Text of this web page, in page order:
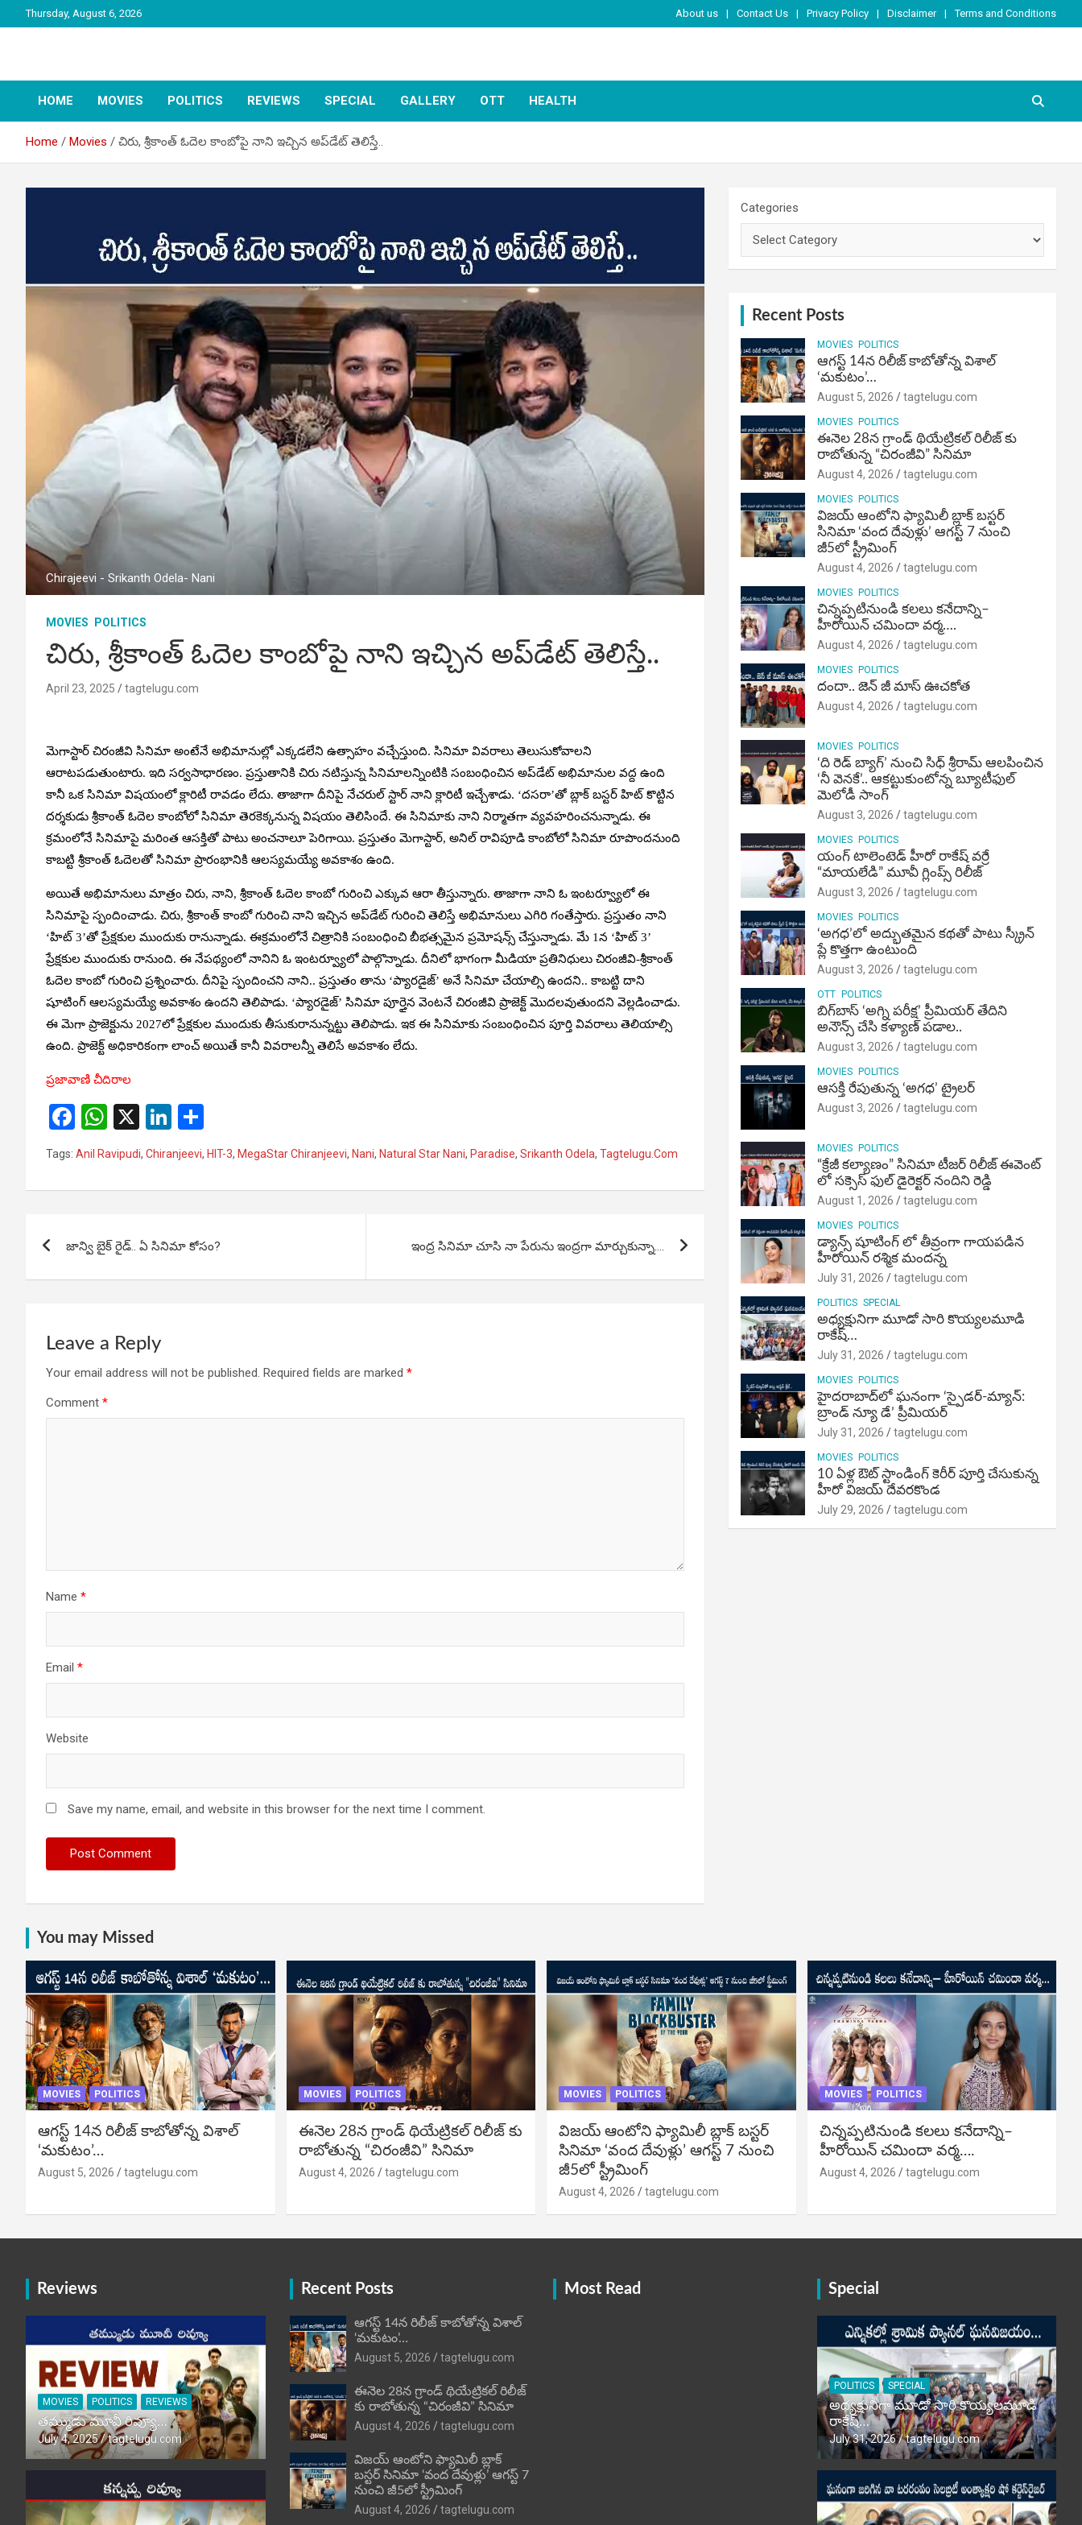
to
Thursday, August 6, 2026 About us Contact Us Privacy Policy Disclaimer Terms and Conditions
Tag Telugu
HOME MOVIES POLITICS REVIEWS SPECIAL GALLERY OTT HEALTH
Home Movies చిరు, శ్రీకాంత్ ఓదెల కాంబోపై నాని ఇచ్చిన అప్‌డేట్ తెలిస్తే..
Chirajeevi - Srikanth Odela- Nani
MOVIES POLITICS
చిరు, శ్రీకాంత్ ఓదెల కాంబోపై నాని ఇచ్చిన అప్‌డేట్ తెలిస్తే..
April 23, 2025 tagtelugu.com
మెగాస్టార్ చిరంజీవి సినిమా అంటేనే అభిమానుల్లో ఎక్కడలేని ఉత్సాహం వచ్చేస్తుంది. సినిమా వివరాలు తెలుసుకోవాలని
ఆరాటపడుతుంటారు. ఇది సర్వసాధారణం. ప్రస్తుతానికి చిరు నటిస్తున్న సినిమాలన్నింటికి సంబంధించిన అప్‌డేట్ అభిమానుల వద్ద ఉంది
కానీ ఒక సినిమా విషయంలో క్లారిటీ రావడం లేదు. తాజాగా దీనిపై నేచరుల్ స్టార్ నాని క్లారిటీ ఇచ్చేశాడు. ‘దసరా’తో బ్లాక్ బస్టర్ హిట్ కొట్టిన
దర్శకుడు శ్రీకాంత్ ఓదెల కాంబోలో సినిమా తెరకెక్కనున్న విషయం తెలిసిందే. ఈ సినిమాకు నాని నిర్మాతగా వ్యవహరించనున్నాడు. ఈ
క్రమంలోనే సినిమాపై మరింత ఆసక్తితో పాటు అంచనాలూ పెరిగాయి. ప్రస్తుతం మెగాస్టార్, అనిల్ రావిపూడి కాంబోలో సినిమా రూపొందనుంది
కాబట్టి శ్రీకాంత్ ఓదెలతో సినిమా ప్రారంభానికి ఆలస్యమయ్యే అవకాశం ఉంది.
అయితే అభిమానులు మాత్రం చిరు, నాని, శ్రీకాంత్ ఓదెల కాంబో గురించి ఎక్కువ ఆరా తీస్తున్నారు. తాజాగా నాని ఓ ఇంటర్వ్యూలో ఈ
సినిమాపై స్పందించాడు. చిరు, శ్రీకాంత్ కాంబో గురించి నాని ఇచ్చిన అప్‌డేట్ గురించి తెలిస్తే అభిమానులు ఎగిరి గంతేస్తారు. ప్రస్తుతం నాని
‘హిట్ 3’తో ప్రేక్షకుల ముందుకు రానున్నాడు. ఈక్రమంలోనే చిత్రానికి సంబంధించి బీభత్సమైన ప్రమోషన్స్ చేస్తున్నాడు. మే 1న ‘హిట్ 3’
ప్రేక్షకుల ముందుకు రానుంది. ఈ నేపథ్యంలో నానిని ఓ ఇంటర్వ్యూలో పాల్గొన్నాడు. దీనిలో భాగంగా మీడియా ప్రతినిధులు చిరంజీవి-శ్రీకాంత్
ఓదెల కాంబో గురించి ప్రశ్నించారు. దీనిపై స్పందించని నాని.. ప్రస్తుతం తాను ‘ప్యారడైజ్’ అనే సినిమా చేయాల్సి ఉందని.. కాబట్టి దాని
షూటింగ్ ఆలస్యమయ్యే అవకాశం ఉందని తెలిపాడు. ‘ప్యారడైజ్’ సినిమా పూర్తైన వెంటనే చిరంజీవి ప్రాజెక్ట్ మొదలవుతుందని వెల్లడించాడు.
ఈ మెగా ప్రాజెక్టును 2027లో ప్రేక్షకుల ముందుకు తీసుకురానున్నట్టు తెలిపాడు. ఇక ఈ సినిమాకు సంబంధించిన పూర్తి వివరాలు తెలియాల్సి
ఉంది. ప్రాజెక్ట్ అధికారికంగా లాంచ్ అయితే కానీ వివరాలన్నీ తెలిసే అవకాశం లేదు.
ప్రజావాణి చీదిరాల
F
a
ce
b
o
k
W
h
at
s
p
p
X
Li
n
ke
dI
h
ar
e
Tags: Anil Ravipudi, Chiranjeevi, HIT-3, MegaStar Chiranjeevi, Nani, Natural Star Nani, Paradise, Srikanth Odela, Tagtelugu.Com
navigation
జాన్వి బైక్ రైడ్.. ఏ సినిమా కోసం? ఇంద్ర సినిమా చూసి నా పేరును ఇంద్రగా మార్చుకున్నా….
Leave a Reply
Your email address will not be published. Required fields are marked *
Comment *
Name *
Email *
Website
Save my name, email, and website in this browser for the next time I comment.
Categories
Recent Posts
MOVIES POLITICS
ఆగస్ట్ 14న రిలీజ్ కాబోతోన్న విశాల్
‘మకుటం’…
August 5, 2026 tagtelugu.com
MOVIES POLITICS
ఈనెల 28న గ్రాండ్ థియేట్రికల్ రిలీజ్ కు
రాబోతున్న “చిరంజీవి” సినిమా
August 4, 2026 tagtelugu.com
MOVIES POLITICS
విజ‌య్ ఆంటోని ఫ్యామిలీ బ్లాక్ బ‌స్ట‌ర్‌
సినిమా ‘వంద దేవుళ్లు’ ఆగస్ట్ 7 నుంచి
జీ5లో స్ట్రీమింగ్
August 4, 2026 tagtelugu.com
MOVIES POLITICS
చిన్నప్పటినుండి కలలు కనేదాన్ని–
హీరోయిన్‌ చమిందా వర్మ….
August 4, 2026 tagtelugu.com
MOVIES POLITICS
దందా.. జెన్ జీ మాస్ ఊచకోత
August 4, 2026 tagtelugu.com
MOVIES POLITICS
‘ది రెడ్ బ్యాగ్’ నుంచి సిధ్ శ్రీరామ్ ఆలపించిన
‘నీ వెనకే’.. ఆకట్టుకుంటోన్న బ్యూటీఫుల్
మెలోడీ సాంగ్
August 3, 2026 tagtelugu.com
MOVIES POLITICS
యంగ్ టాలెంటెడ్ హీరో రాకేష్ వర్రే
“మాయలేడి” మూవీ గ్లింప్స్ రిలీజ్
August 3, 2026 tagtelugu.com
MOVIES POLITICS
‘అగధ’లో అద్భుతమైన కథతో పాటు స్క్రీన్
ప్లే కొత్తగా ఉంటుంది
August 3, 2026 tagtelugu.com
OTT POLITICS
బిగ్‌బాస్ ‘అగ్ని ప‌రీక్ష‌’ ప్రీమియర్ తేదిని
అనౌన్స్ చేసి కళ్యాణ్ పడాల..
August 3, 2026 tagtelugu.com
MOVIES POLITICS
ఆసక్తి రేపుతున్న ‘అగధ’ ట్రైలర్
August 3, 2026 tagtelugu.com
MOVIES POLITICS
“క్రేజీ కల్యాణం” సినిమా టీజర్ రిలీజ్ ఈవెంట్
లో సక్సెస్ ఫుల్ డైరెక్టర్ నందిని రెడ్డి
August 1, 2026 tagtelugu.com
MOVIES POLITICS
డ్యాన్స్ షూటింగ్ లో తీవ్రంగా గాయపడిన
హీరోయిన్ రశ్మిక మందన్న
July 31, 2026 tagtelugu.com
POLITICS SPECIAL
అధ్యక్షునిగా మూడో సారి కొయ్యలమూడి
రాకేష్‌…
July 31, 2026 tagtelugu.com
MOVIES POLITICS
హైదరాబాద్‌లో ఘనంగా ‘స్పైడర్-మ్యాన్:
బ్రాండ్ న్యూ డే’ ప్రీమియర్
July 31, 2026 tagtelugu.com
MOVIES POLITICS
10 ఏళ్ల ఔట్ స్టాండింగ్ కెరీర్ పూర్తి చేసుకున్న
హీరో విజయ్ దేవరకొండ
July 29, 2026 tagtelugu.com
You may Missed
MOVIES POLITICS
ఆగస్ట్ 14న రిలీజ్ కాబోతోన్న విశాల్
‘మకుటం’…
August 5, 2026 tagtelugu.com
MOVIES POLITICS
ఈనెల 28న గ్రాండ్ థియేట్రికల్ రిలీజ్ కు
రాబోతున్న “చిరంజీవి” సినిమా
August 4, 2026 tagtelugu.com
MOVIES POLITICS
విజ‌య్ ఆంటోని ఫ్యామిలీ బ్లాక్ బ‌స్ట‌ర్‌
సినిమా ‘వంద దేవుళ్లు’ ఆగస్ట్ 7 నుంచి
జీ5లో స్ట్రీమింగ్
August 4, 2026 tagtelugu.com
MOVIES POLITICS
చిన్నప్పటినుండి కలలు కనేదాన్ని–
హీరోయిన్‌ చమిందా వర్మ….
August 4, 2026 tagtelugu.com
Reviews
MOVIES POLITICS REVIEWS
తమ్ముడు మూవీ రివ్యూ…
July 4, 2025 tagtelugu.com
Recent Posts
ఆగస్ట్ 14న రిలీజ్ కాబోతోన్న విశాల్
‘మకుటం’…
August 5, 2026
tagtelugu.com
ఈనెల 28న గ్రాండ్ థియేట్రికల్ రిలీజ్
కు రాబోతున్న “చిరంజీవి” సినిమా
August 4, 2026
tagtelugu.com
విజ‌య్ ఆంటోని ఫ్యామిలీ బ్లాక్
బ‌స్ట‌ర్‌ సినిమా ‘వంద దేవుళ్లు’ ఆగస్ట్ 7
నుంచి జీ5లో స్ట్రీమింగ్
August 4, 2026
tagtelugu.com
Most Read Special
POLITICS SPECIAL
అధ్యక్షునిగా మూడో సారి కొయ్యలమూడి
రాకేష్‌…
July 31, 2026 tagtelugu.com